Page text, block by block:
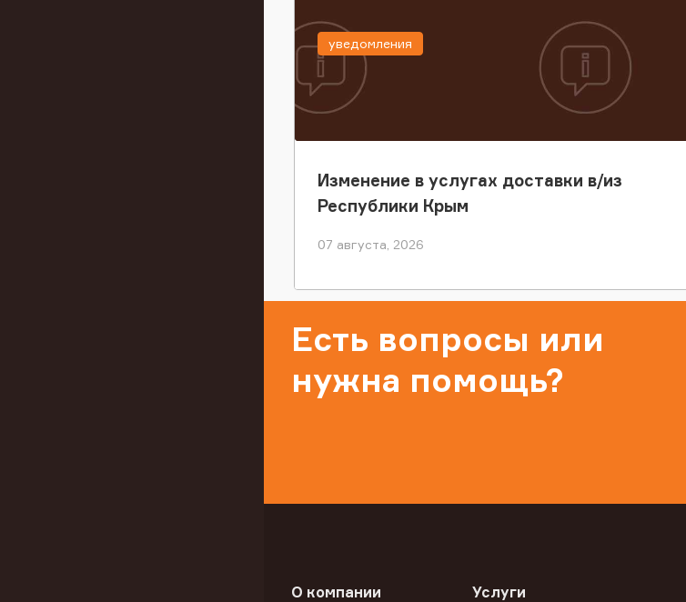
Изменение в услугах доставки в/из
Республики Крым
07 августа, 2026
уведомления
Есть вопросы или
нужна помощь?
О компании Услуги